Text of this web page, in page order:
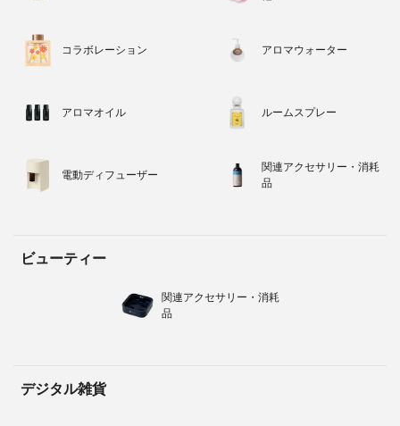
コラボレーション アロマウォーター
アロマオイル ルームスプレー
電動ディフューザー
関連アクセサリー・消耗
品
ビューティー
関連アクセサリー・消耗
品
デジタル雑貨